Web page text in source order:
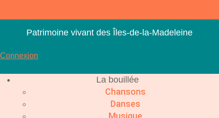
contenu
Patrimoine vivant des Îles-de-la-Madeleine
Connexion
La bouillée
Chansons
Danses
Musique